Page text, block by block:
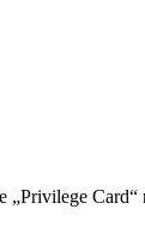
„Privilege